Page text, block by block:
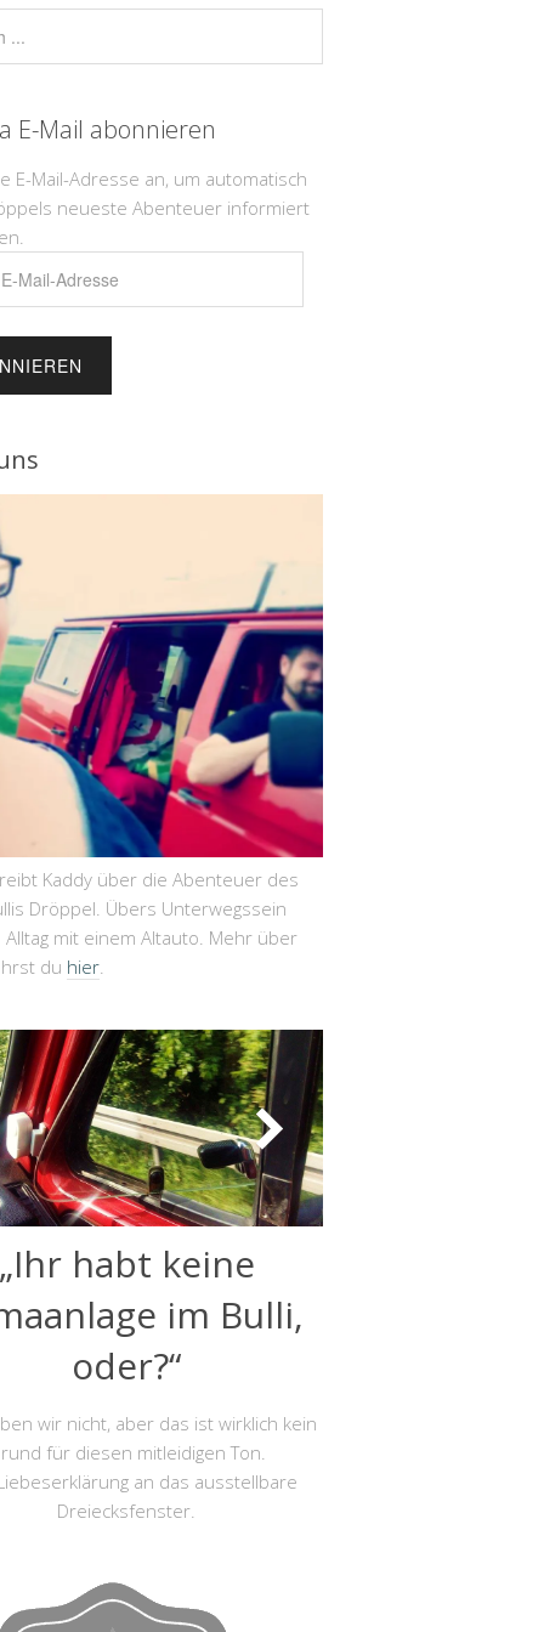
E-Mail abonnieren
E-Mail-Adresse an, um automatisch
neueste Abenteuer informiert
Kaddy über die Abenteuer des
Dröppel. Übers Unterwegssein
mit einem Altauto. Mehr über
du hier.
habt keine
im Bulli,
oder?“
wir nicht, aber das ist wirklich kein
für diesen mitleidigen Ton.
an das ausstellbare
Dreiecksfenster.